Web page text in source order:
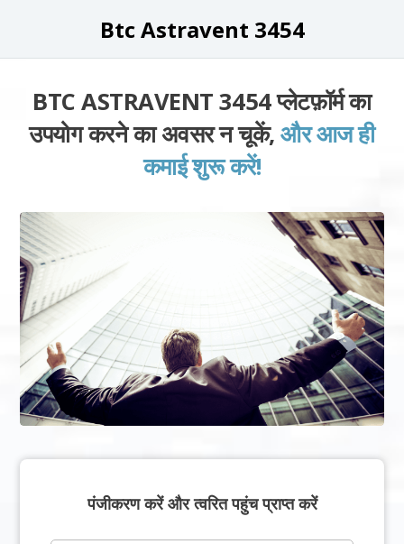
Btc Astravent 3454
BTC ASTRAVENT 3454 प्लेटफ़ॉर्म का
उपयोग करने का अवसर न चूकें,और आज ही
कमाई शुरू करें!
पंजीकरण करें और त्वरित पहुंच प्राप्त करें